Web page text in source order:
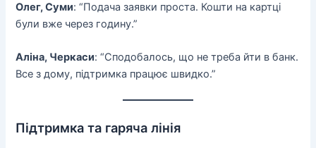
Олег, Суми: “Подача заявки проста. Кошти на картці
були вже через годину.”
Аліна, Черкаси: “Сподобалось, що не треба йти в банк.
Все з дому, підтримка працює швидко.”
Підтримка та гаряча лінія